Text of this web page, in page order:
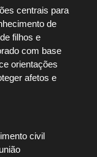
centrais para
de
filhos e
com base
orientações
afetos e
civil